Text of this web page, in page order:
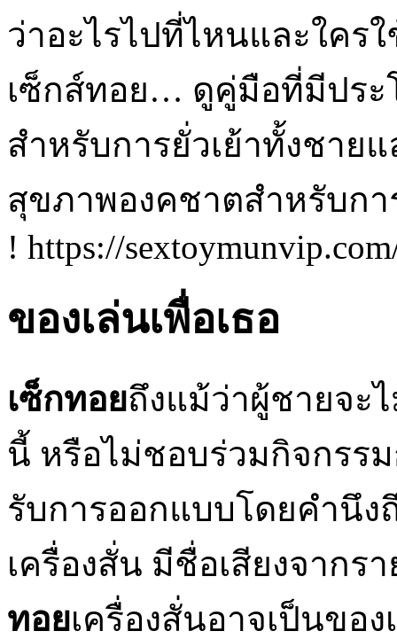
ว่าอะไรไปที่ไหนและใคร
เซ็กส์ทอย… ดูคู่มือที่มีปร
สำหรับการยั่วเย้าทั้งชาย
สุขภาพองคชาตสำหรับก
! https://
ของเล่นเพื่อเธอ
เซ็กทอยถึงแม้ว่าผู้ชายจะ
นี้ หรือไม่ชอบร่วมกิจกรร
รับการออกแบบโดยคำนึง
เครื่องสั่น มีชื่อเสียงจากรา
ทอยเครื่องสั่นอาจเป็นขอ